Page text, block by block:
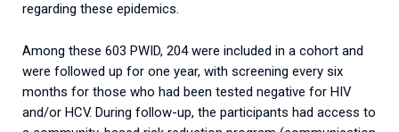
regarding these epidemics.
Among these 603 PWID, 204 were included in a cohort and
were followed up for one year, with screening every six
months for those who had been tested negative for HIV
and/or HCV. During follow-up, the participants had access to